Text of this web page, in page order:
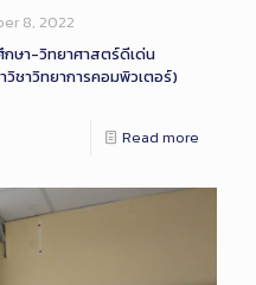
8, 2022
กษา-วิทยาศาสตร์ดีเด่น
วิชาวิทยาการคอมพิวเตอร์)
Read more